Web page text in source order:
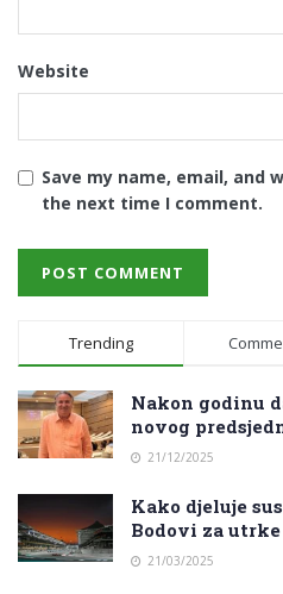
Website
Save my name, email, and
the next time I comment.
Trending
Nakon godinu
novog
21/12/2025
Kako djeluje
Bodovi za
21/03/2025